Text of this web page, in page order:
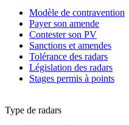
Modèle de contravention
Payer son amende
Contester son PV
Sanctions et amendes
Tolérance des radars
Législation des radars
Stages permis à points
Type de radars